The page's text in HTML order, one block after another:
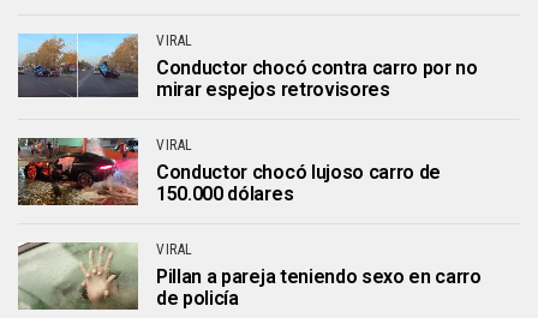
VIRAL
Conductor chocó contra carro por no
mirar espejos retrovisores
VIRAL
Conductor chocó lujoso carro de
150.000 dólares
VIRAL
Pillan a pareja teniendo sexo en carro
de policía